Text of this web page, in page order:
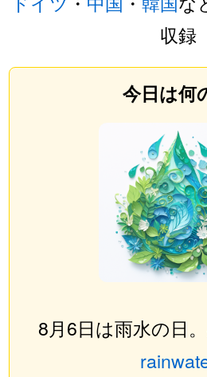
収録
今日は何
8月6日は雨水の日